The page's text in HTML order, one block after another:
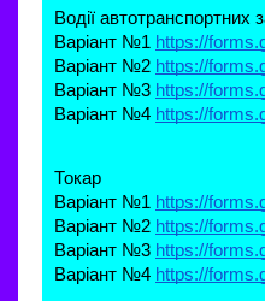
Водії автотранспортних
Варіант №1 https://
Варіант №2 https://
Варіант №3 https://
Варіант №4 https://
Токар
Варіант №1 https://
Варіант №2 https://
Варіант №3 https://
Варіант №4 https://